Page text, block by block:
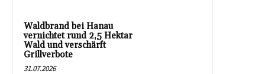
Waldbrand bei Hanau
vernichtet rund 2,5 Hektar
Wald und verschärft
Grillverbote
31.07.2026